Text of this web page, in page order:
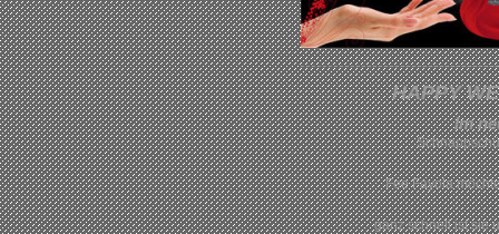
HAPPY
Im
Fee Fayola
ganz schnell ist sie